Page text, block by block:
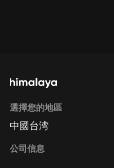
選擇您的地區
中國台湾
公司信息